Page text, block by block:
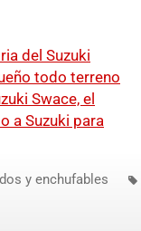
del Suzuki
todo terreno
Swace, el
a Suzuki para
y enchufables